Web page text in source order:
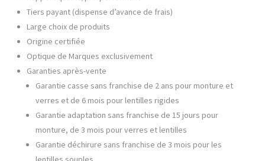
Tiers payant (dispense d’avance de frais)
Large choix de produits
Origine certifiée
Optique de Marques exclusivement
Garanties après-vente
Garantie casse sans franchise de 2 ans pour monture et
verres et de 6 mois pour lentilles rigides
Garantie adaptation sans franchise de 15 jours pour
monture, de 3 mois pour verres et lentilles
Garantie déchirure sans franchise de 3 mois pour les